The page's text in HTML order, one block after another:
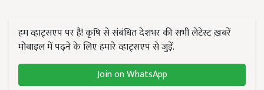
हम व्हाट्सएप पर हैं! कृषि से संबंधित देशभर की सभी लेटेस्ट ख़बरें
मोबाइल में पढ़ने के लिए हमारे व्हाट्सएप से जुड़ें.
Join on WhatsApp